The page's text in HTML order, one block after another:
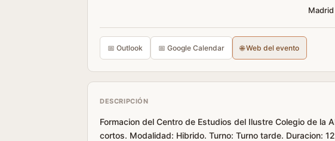
Madrid
📅 Outlook 📅 Google Calendar 🌐 Web del evento
DESCRIPCIÓN
Formacion del Centro de Estudios del Ilustre Colegio de la
cortos. Modalidad: Hibrido. Turno: Turno tarde. Duracion: